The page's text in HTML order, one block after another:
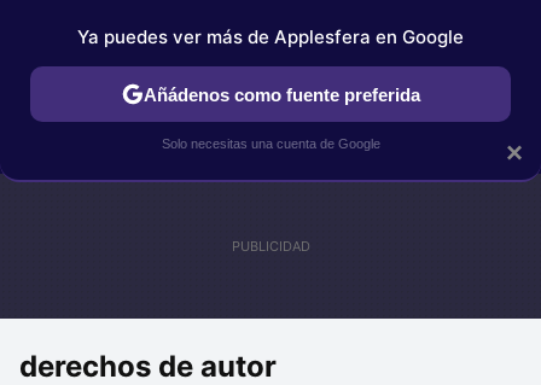
IPHONE TUTORIALES APPLESFERA SELECCIÓN
derechos de autor
×
Ya puedes ver más de Applesfera en Google
Añádenos como fuente preferida
Solo necesitas una cuenta de Google